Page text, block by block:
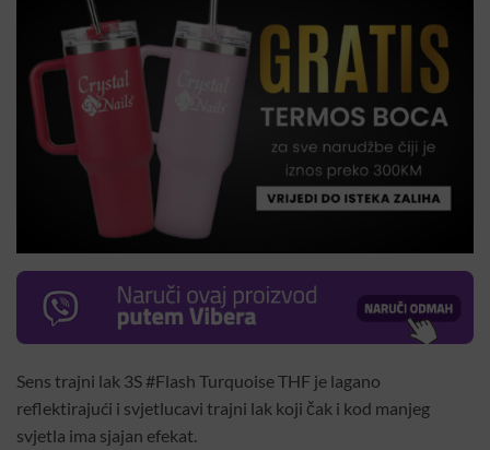
Sens trajni lak 3S #Flash Turquoise THF je lagano
reflektirajući i svjetlucavi trajni lak koji čak i kod manjeg
svjetla ima sjajan efekat.